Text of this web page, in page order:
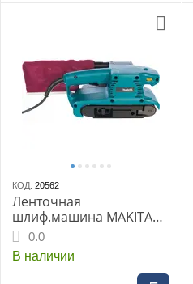
КОД: 20562
Ленточная
шлиф.машина MAKITA
9911K, 650Вт 76х457мм
75-270м/мин 2.6кг кейс
пласт.
0.0
В наличии